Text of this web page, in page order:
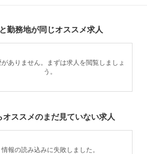
勤務地が同じオススメ求人
がありません。まずは求人を閲覧しましょ
う。
オススメのまだ見ていない求人
情報の読み込みに失敗しました。